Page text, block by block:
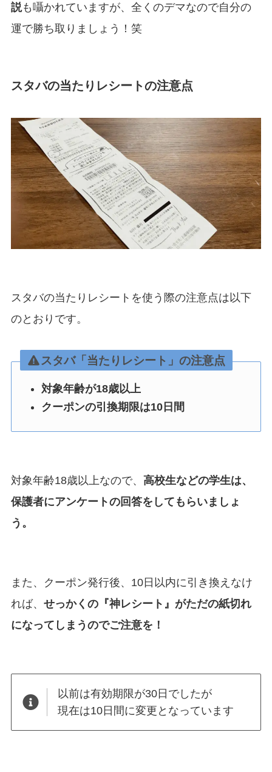
説も囁かれていますが、全くのデマなので自分の
運で勝ち取りましょう！笑
スタバの当たりレシートの注意点
スタバの当たりレシートを使う際の注意点は以下
のとおりです。
スタバ「当たりレシート」の注意点
対象年齢が18歳以上
クーポンの引換期限は10日間
対象年齢18歳以上なので、 高校生などの学生は、
保護者にアンケートの回答をしてもらいましょ
う。
また、クーポン発行後、10日以内に引き換えなけ
れば、 せっかくの『神レシート』がただの紙切れ
になってしまうのでご注意を！
以前は有効期限が30日でしたが
現在は10日間に変更となっています